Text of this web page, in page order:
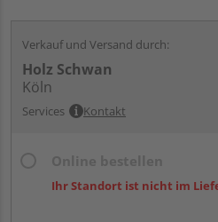
Verkauf und Versand durch:
Holz Schwan
Köln
Services Kontakt
Ihr Standort ist nicht im